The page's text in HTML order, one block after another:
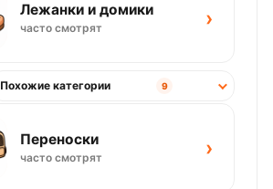
Лежанки и домики
часто смотрят ›
Похожие категории 9
Переноски
часто смотрят ›